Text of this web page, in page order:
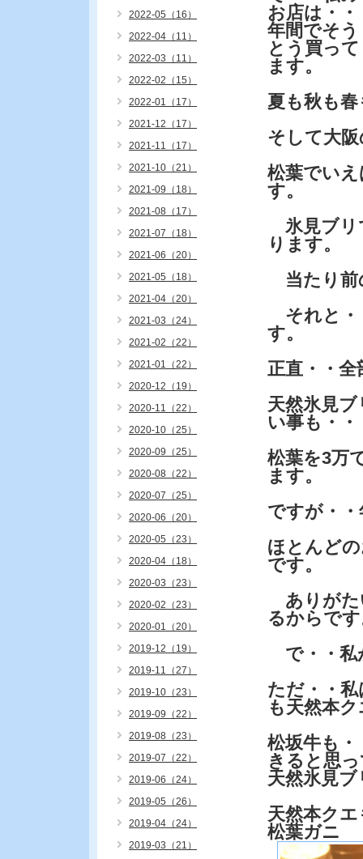
お店は・・
年間でそう
とう買って
ます。
夏も秋も
そして大
松葉でい
す。
氷見ブリ
ります。
当たり前
それと・
す。
正直・・
天然氷見
い事も・・
松葉を3万
ます。
ですが・
ほとんど
です。
ありがた
るからで
で・・私
ただ・・
も天然本
松坂牛も
きると思
天然氷見
天然本ク
松葉ガニ
2022-05（16）
2022-04（11）
2022-03（11）
2022-02（15）
2022-01（17）
2021-12（17）
2021-11（17）
2021-10（21）
2021-09（18）
2021-08（17）
2021-07（18）
2021-06（20）
2021-05（18）
2021-04（20）
2021-03（24）
2021-02（22）
2021-01（22）
2020-12（19）
2020-11（22）
2020-10（25）
2020-09（25）
2020-08（22）
2020-07（25）
2020-06（20）
2020-05（23）
2020-04（18）
2020-03（23）
2020-02（23）
2020-01（20）
2019-12（19）
2019-11（27）
2019-10（23）
2019-09（22）
2019-08（23）
2019-07（22）
2019-06（24）
2019-05（26）
2019-04（24）
2019-03（21）